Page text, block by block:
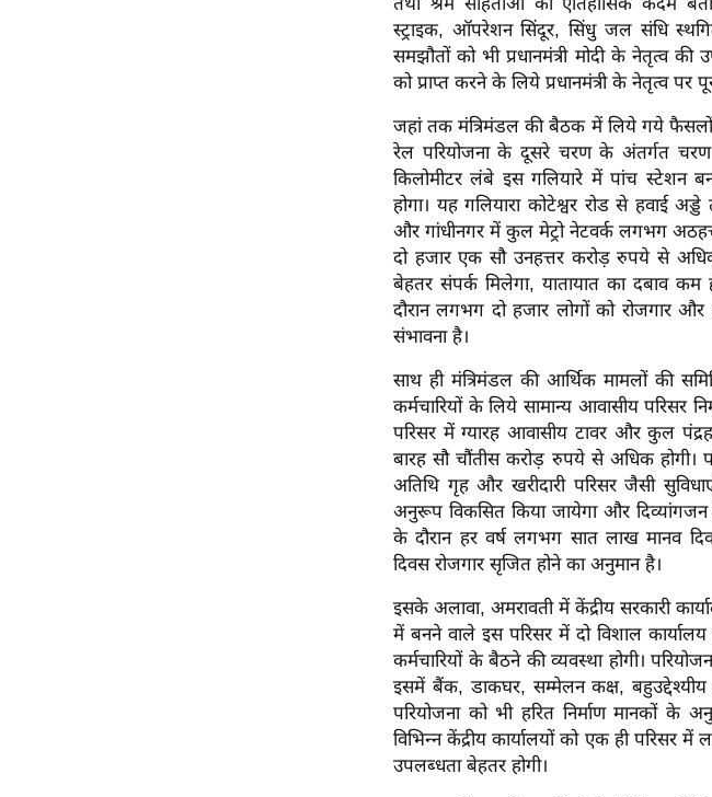
स्ट्राइक, ऑपरेशन सिंदूर, सिंधु जल संधि
समझौतों को भी प्रधानमंत्री मोदी के नेतृत्व की
को प्राप्त करने के लिये प्रधानमंत्री के नेतृत्व पर
जहां तक मंत्रिमंडल की बैठक में लिये गये फैसलों
रेल परियोजना के दूसरे चरण के अंतर्गत
किलोमीटर लंबे इस गलियारे में पांच स्टेशन
होगा। यह गलियारा कोटेश्वर रोड से हवाई
और गांधीनगर में कुल मेट्रो नेटवर्क लगभग
दो हजार एक सौ उनहत्तर करोड़ रुपये से
बेहतर संपर्क मिलेगा, यातायात का दबाव कम
दौरान लगभग दो हजार लोगों को रोजगार
संभावना है।
साथ ही मंत्रिमंडल की आर्थिक मामलों की
कर्मचारियों के लिये सामान्य आवासीय परिसर
परिसर में ग्यारह आवासीय टावर और कुल
बारह सौ चौंतीस करोड़ रुपये से अधिक
अतिथि गृह और खरीदारी परिसर जैसी
अनुरूप विकसित किया जायेगा और दिव्यांगजन
के दौरान हर वर्ष लगभग सात लाख मानव
दिवस रोजगार सृजित होने का अनुमान है।
इसके अलावा, अमरावती में केंद्रीय सरकारी
में बनने वाले इस परिसर में दो विशाल
कर्मचारियों के बैठने की व्यवस्था होगी।
इसमें बैंक, डाकघर, सम्मेलन कक्ष,
परियोजना को भी हरित निर्माण मानकों
विभिन्न केंद्रीय कार्यालयों को एक ही परिसर
उपलब्धता बेहतर होगी।